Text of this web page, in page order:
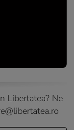
Libertatea? Ne